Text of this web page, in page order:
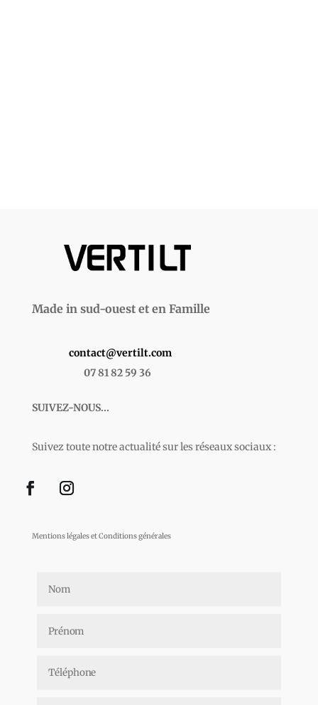
Made in sud-ouest et en Famille
contact@vertilt.com
07 81 82 59 36
SUIVEZ-NOUS...
Suivez toute notre actualité sur les réseaux sociaux :
Mentions légales et Conditions générales